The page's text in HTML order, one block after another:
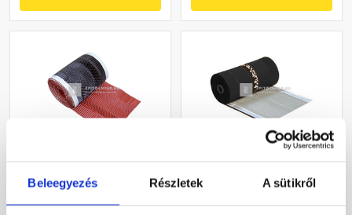
Beleegyezés Részletek A sütikről
gerincszellőző szalag
vörös 33x500 cm
kúpalátét antracit 30 cm x